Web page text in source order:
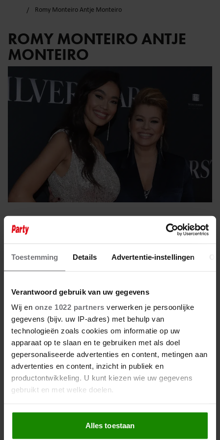
Toestemming Details Advertentie-instellingen
Verantwoord gebruik van uw gegevens
Wij en onze 1022 partners verwerken je persoonlijke
gegevens (bijv. uw IP-adres) met behulp van
technologieën zoals cookies om informatie op uw
apparaat op te slaan en te gebruiken met als doel
gepersonaliseerde advertenties en content, metingen aan
advertenties en content, inzicht in publiek en
productontwikkeling. U kunt kiezen wie uw gegevens
gebruikt en met welke doelen.
Als u het toestaat, willen we ook graag:
Informatie verzamelen over uw geografische
Alles toestaan
Romy Monteiro Antje Monteiro
ROMY MONTEIRO ANTJE
MONTEIRO
ROMY MONTEIRO OVER DE
ONVERWOESTBARE BAND MET
MOEDER ANTJE: ‘LIJK STEEDS
MEER OP HAAR’